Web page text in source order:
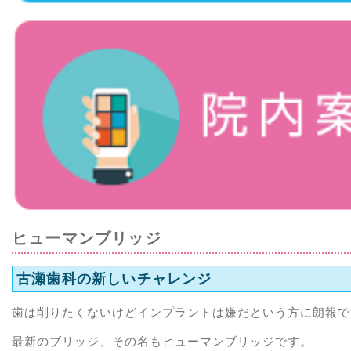
ヒューマンブリッジ
古瀬歯科の新しいチャレンジ
歯は削りたくないけどインプラントは嫌だという方に朗報
最新のブリッジ、その名もヒューマンブリッジです。